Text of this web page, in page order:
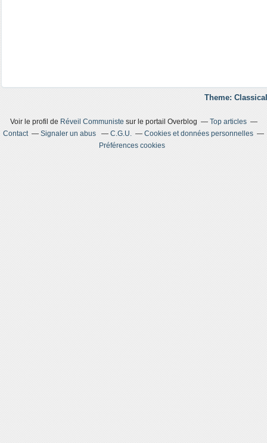
Theme:
Voir le profil de Réveil Communiste sur le portail Overblog
Top articles
Contact
Signaler un abus C.G.U.
Cookies et données personnelles
Préférences cookies